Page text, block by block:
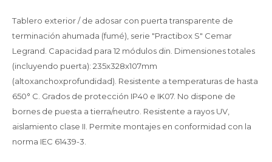
Tablero exterior / de adosar con puerta transparente de
terminación ahumada (fumé), serie "Practibox S" Cemar
Legrand. Capacidad para 12 módulos din. Dimensiones totales
(incluyendo puerta): 235x328x107mm
(altoxanchoxprofundidad). Resistente a temperaturas de hasta
650° C. Grados de protección IP40 e IK07. No dispone de
bornes de puesta a tierra/neutro. Resistente a rayos UV,
aislamiento clase II. Permite montajes en conformidad con la
norma IEC 61439-3.